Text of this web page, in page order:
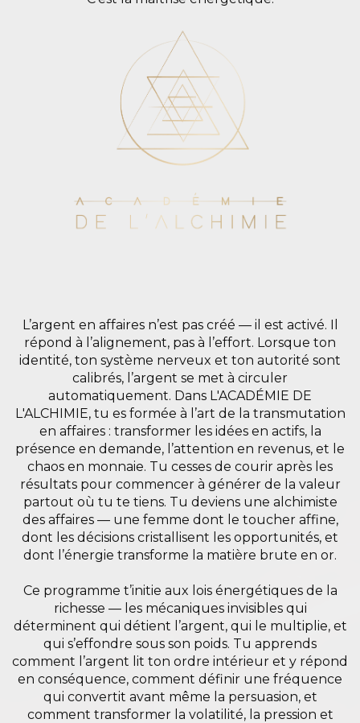
L’argent en affaires n’est pas créé — il est activé. Il
répond à l’alignement, pas à l’effort. Lorsque ton
identité, ton système nerveux et ton autorité sont
calibrés, l’argent se met à circuler
automatiquement. Dans L'ACADÉMIE DE
L'ALCHIMIE, tu es formée à l’art de la transmutation
en affaires : transformer les idées en actifs, la
présence en demande, l’attention en revenus, et le
chaos en monnaie. Tu cesses de courir après les
résultats pour commencer à générer de la valeur
partout où tu te tiens. Tu deviens une alchimiste
des affaires — une femme dont le toucher affine,
dont les décisions cristallisent les opportunités, et
dont l’énergie transforme la matière brute en or.
Ce programme t’initie aux lois énergétiques de la
richesse — les mécaniques invisibles qui
déterminent qui détient l’argent, qui le multiplie, et
qui s’effondre sous son poids. Tu apprends
comment l’argent lit ton ordre intérieur et y répond
en conséquence, comment définir une fréquence
qui convertit avant même la persuasion, et
comment transformer la volatilité, la pression et